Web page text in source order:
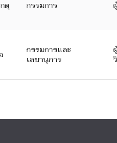
ตุ กรรมการ
กรรมการและ
เลขานุการ